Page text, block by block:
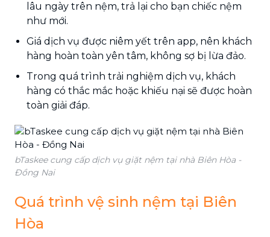
lâu ngày trên nệm, trả lại cho bạn chiếc nệm
như mới.
Giá dịch vụ được niêm yết trên app, nên khách
hàng hoàn toàn yên tâm, không sợ bị lừa đảo.
Trong quá trình trải nghiệm dịch vụ, khách
hàng có thắc mắc hoặc khiếu nại sẽ được hoàn
toàn giải đáp.
bTaskee cung cấp dịch vụ giặt nệm tại nhà Biên Hòa -
Đồng Nai
Quá trình vệ sinh nệm tại Biên
Hòa